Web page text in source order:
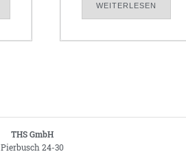
WEITERLESEN
THS GmbH
Pierbusch 24-30